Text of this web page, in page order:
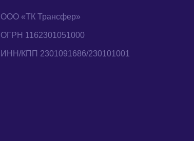
ООО «ТК Трансфер»
ОГРН 1162301051000
ИНН/КПП 2301091686/230101001